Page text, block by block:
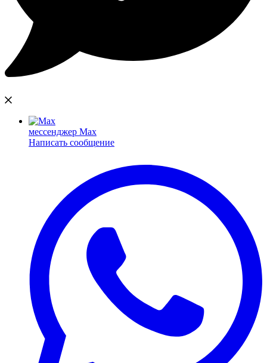
мессенджер Max
Написать сообщение